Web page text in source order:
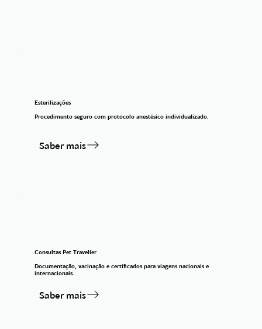
Esterilizações
Procedimento seguro com protocolo anestésico individualizado.
Saber mais
Consultas Pet Traveller
Documentação, vacinação e certificados para viagens nacionais e
internacionais.
Saber mais